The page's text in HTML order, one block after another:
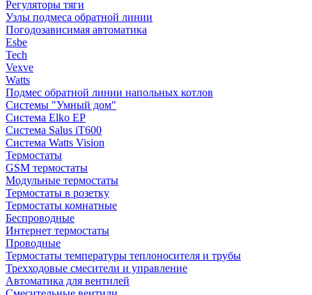
Регуляторы тяги
Узлы подмеса обратной линии
Погодозависимая автоматика
Esbe
Tech
Vexve
Watts
Подмес обратной линии напольных котлов
Системы "Умный дом"
Система Elko EP
Система Salus iT600
Система Watts Vision
Термостаты
GSM термостаты
Модульные термостаты
Термостаты в розетку
Термостаты комнатные
Беспроводные
Интернет термостаты
Проводные
Термостаты температуры теплоносителя и трубы
Трехходовые смесители и управление
Автоматика для вентилей